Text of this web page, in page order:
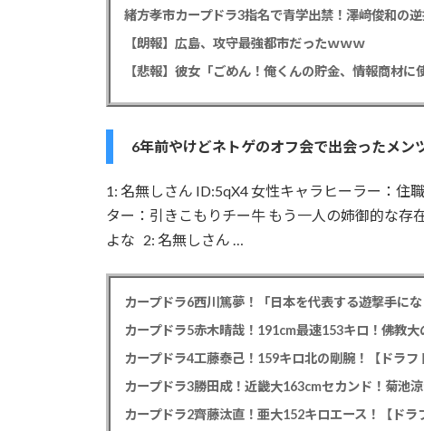
緒方孝市カープドラ3指名で青学出禁！澤﨑俊和の
【朗報】広島、攻守最強都市だったｗｗｗ
6年前やけどネトゲのオフ会で出会ったメン
1: 名無しさん ID:5qX4 女性キャラヒーラー：住
ター：引きこもりチー牛 もう一人の姉御的な存
よな 2: 名無しさん …
カープドラ6西川篤夢！「日本を代表する遊撃手に
カープドラ5赤木晴哉！191cm最速153キロ！佛教大
カープドラ4工藤泰己！159キロ北の剛腕！【ドラフ
カープドラ3勝田成！近畿大163cmセカンド！菊池
カープドラ2齊藤汰直！亜大152キロエース！【ドラ